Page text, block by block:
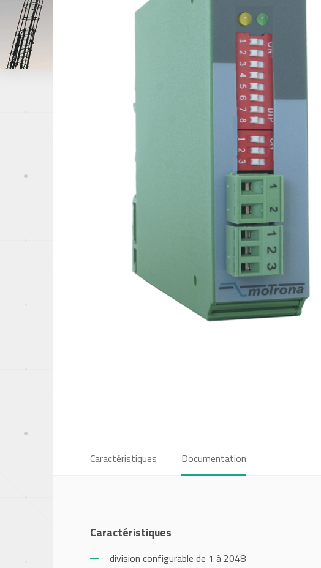
Papeterie
Industrie du métal
Offshore, Marine, Oil and
Capteurs de pression
Caractéristiques Documentation
Caractéristiques
division configurable de 1 à 2048